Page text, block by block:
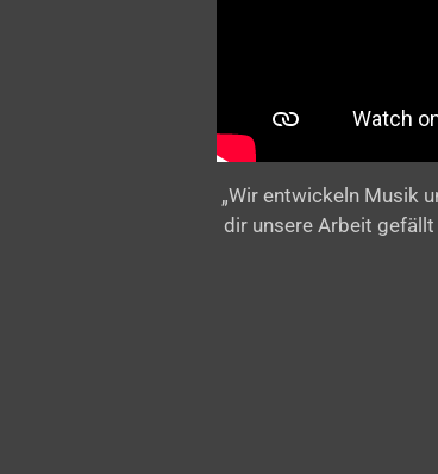
„Wir entwickeln Musik
dir unsere Arbeit